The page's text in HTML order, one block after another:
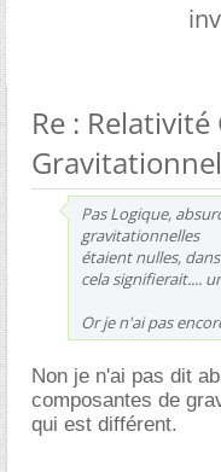
Re :
Pas Logique,
gravitationnelles
étaient nulles,
cela signifierait....
Or je n'ai pas
Non je n'ai pas dit
composantes de
qui est différent.